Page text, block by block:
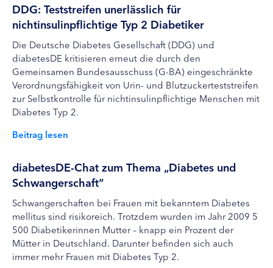
DDG: Teststreifen unerlässlich für
nichtinsulinpflichtige Typ 2 Diabetiker
Die Deutsche Diabetes Gesellschaft (DDG) und
diabetesDE kritisieren erneut die durch den
Gemeinsamen Bundesausschuss (G-BA) eingeschränkte
Verordnungsfähigkeit von Urin- und Blutzuckerteststreifen
zur Selbstkontrolle für nichtinsulinpflichtige Menschen mit
Diabetes Typ 2.
Beitrag lesen
diabetesDE-Chat zum Thema „Diabetes und
Schwangerschaft“
Schwangerschaften bei Frauen mit bekanntem Diabetes
mellitus sind risikoreich. Trotzdem wurden im Jahr 2009 5
500 Diabetikerinnen Mutter – knapp ein Prozent der
Mütter in Deutschland. Darunter befinden sich auch
immer mehr Frauen mit Diabetes Typ 2.